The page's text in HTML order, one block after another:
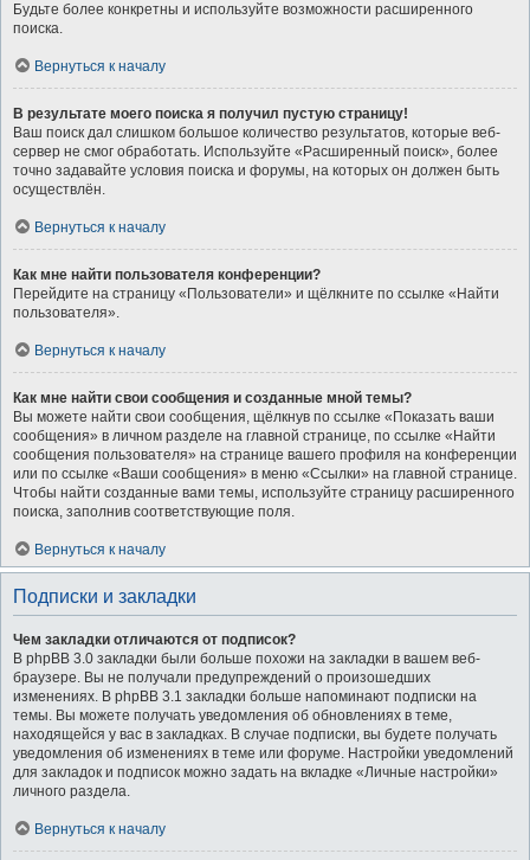
Будьте более конкретны и используйте возможности расширенного
поиска.
Вернуться к началу
В результате моего поиска я получил пустую страницу!
Ваш поиск дал слишком большое количество результатов, которые веб-
сервер не смог обработать. Используйте «Расширенный поиск», более
точно задавайте условия поиска и форумы, на которых он должен быть
осуществлён.
Вернуться к началу
Как мне найти пользователя конференции?
Перейдите на страницу «Пользователи» и щёлкните по ссылке «Найти
пользователя».
Вернуться к началу
Как мне найти свои сообщения и созданные мной темы?
Вы можете найти свои сообщения, щёлкнув по ссылке «Показать ваши
сообщения» в личном разделе на главной странице, по ссылке «Найти
сообщения пользователя» на странице вашего профиля на конференции
или по ссылке «Ваши сообщения» в меню «Ссылки» на главной странице.
Чтобы найти созданные вами темы, используйте страницу расширенного
поиска, заполнив соответствующие поля.
Вернуться к началу
Подписки и закладки
Чем закладки отличаются от подписок?
В phpBB 3.0 закладки были больше похожи на закладки в вашем веб-
браузере. Вы не получали предупреждений о произошедших
изменениях. В phpBB 3.1 закладки больше напоминают подписки на
темы. Вы можете получать уведомления об обновлениях в теме,
находящейся у вас в закладках. В случае подписки, вы будете получать
уведомления об изменениях в теме или форуме. Настройки уведомлений
для закладок и подписок можно задать на вкладке «Личные настройки»
личного раздела.
Вернуться к началу